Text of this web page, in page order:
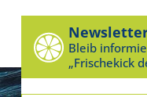
Bleib
„Frischekick